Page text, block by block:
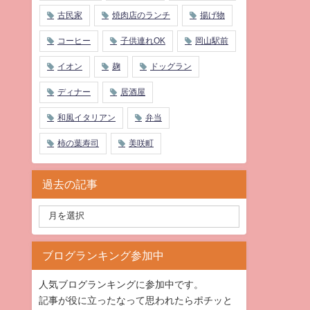
古民家 焼肉店のランチ 揚げ物
コーヒー 子供連れOK 岡山駅前
イオン 麹 ドッグラン
ディナー 居酒屋
和風イタリアン 弁当
柿の葉寿司 美咲町
過去の記事
ブログランキング参加中
人気ブログランキングに参加中です。
記事が役に立ったなって思われたらポチッと